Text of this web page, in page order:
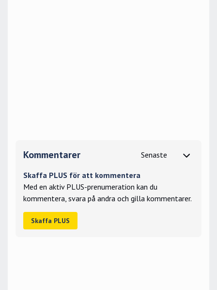
Kommentarer
Skaffa PLUS för att kommentera
Med en aktiv PLUS-prenumeration kan du
kommentera, svara på andra och gilla kommentarer.
Skaffa PLUS